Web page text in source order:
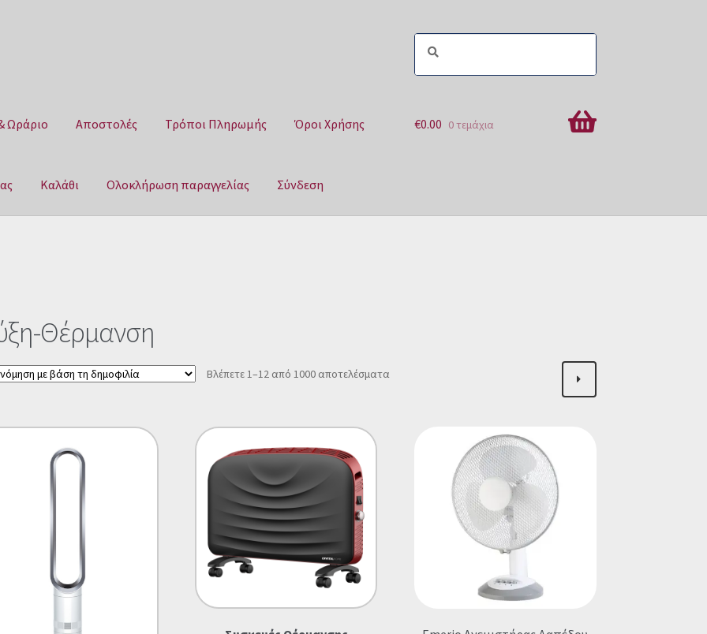
Ωράριο Αποστολές Τρόποι Πληρωμής Όροι Χρήσης
Καλάθι Ολοκλήρωση παραγγελίας Σύνδεση
€0.00 0 τεμάχια
Θέρμανση
Βλέπετε 1–12 από 1000 αποτελέσματαSorted